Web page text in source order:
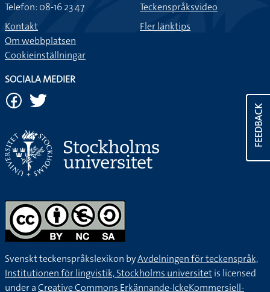
FEEDBACK
Telefon: 08-16 23 47
Kontakt
Om webbplatsen
Cookieinställningar
Teckenspråksvideo
Fler länktips
SOCIALA MEDIER
Svenskt teckenspråkslexikon byAvdelningen för teckenspråk,
Institutionen för lingvistik, Stockholms universitetis licensed
under aCreative Commons Erkännande-IckeKommersiell-